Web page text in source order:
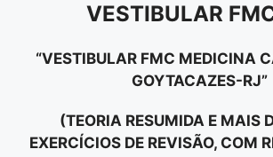
VESTIBULAR
“VESTIBULAR FMC MEDICINA
GOYTACAZES-RJ”
(TEORIA RESUMIDA E MAIS
EXERCÍCIOS DE REVISÃO, COM